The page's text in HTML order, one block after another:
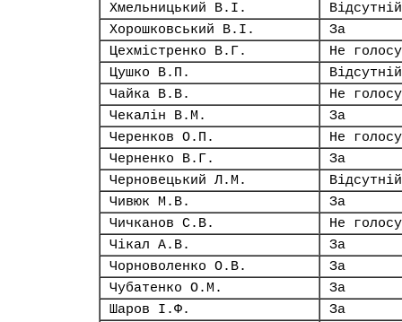
Хмельницький В.І.
Відсутній
Хорошковський В.І.
За
Цехмістренко В.Г.
Не
Цушко В.П.
Відсутній
Чайка В.В.
Не
Чекалін В.М.
За
Черенков О.П.
Не
Черненко В.Г.
За
Черновецький Л.М.
Відсутній
Чивюк М.В.
За
Чичканов С.В.
Не
Чікал А.В.
За
Чорноволенко О.В.
За
Чубатенко О.М.
За
Шаров І.Ф.
За